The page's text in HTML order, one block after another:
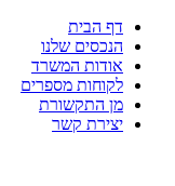
דף הבית
הנכסים שלנו
אודות המשרד
לקוחות מספרים
מן התקשורת
יצירת קשר